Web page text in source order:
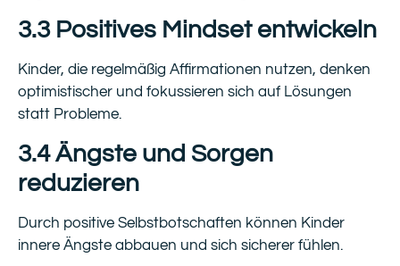
3.3 Positives Mindset entwickeln
Kinder, die regelmäßig Affirmationen nutzen, denken
optimistischer und fokussieren sich auf Lösungen
statt Probleme.
3.4 Ängste und Sorgen
reduzieren
Durch positive Selbstbotschaften können Kinder
innere Ängste abbauen und sich sicherer fühlen.